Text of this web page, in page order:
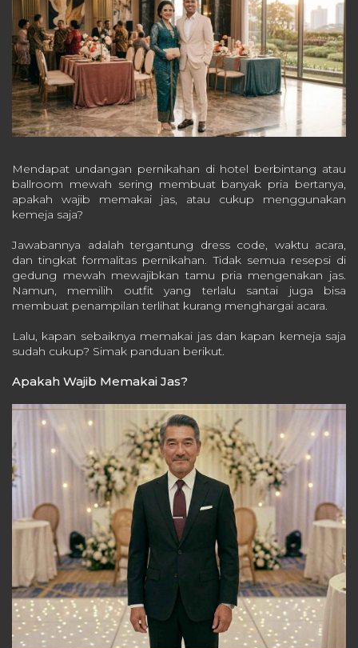
Mendapat undangan pernikahan di hotel berbintang atau
ballroom mewah sering membuat banyak pria bertanya,
apakah wajib memakai jas, atau cukup menggunakan
kemeja saja?
Jawabannya adalah tergantung dress code, waktu acara,
dan tingkat formalitas pernikahan. Tidak semua resepsi di
gedung mewah mewajibkan tamu pria mengenakan jas.
Namun, memilih outfit yang terlalu santai juga bisa
membuat penampilan terlihat kurang menghargai acara.
Lalu, kapan sebaiknya memakai jas dan kapan kemeja saja
sudah cukup? Simak panduan berikut.
Apakah Wajib Memakai Jas?